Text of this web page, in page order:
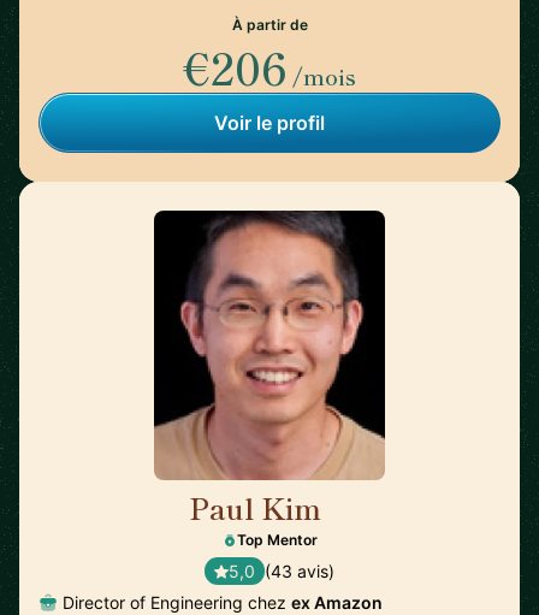
À partir de
€206 /mois
Voir le profil
Paul Kim
Top Mentor
5,0 (43 avis)
Director of Engineering chez ex Amazon